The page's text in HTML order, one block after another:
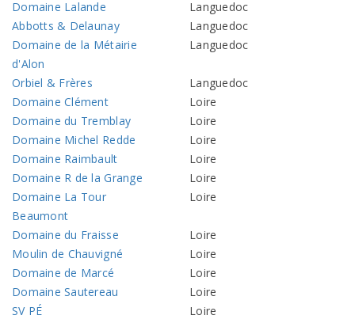
Domaine Lalande
Languedoc
Abbotts & Delaunay
Languedoc
Domaine de la Métairie
d'Alon
Languedoc
Orbiel & Frères
Languedoc
Domaine Clément
Loire
Domaine du Tremblay
Loire
Domaine Michel Redde
Loire
Domaine Raimbault
Loire
Domaine R de la Grange
Loire
Domaine La Tour
Beaumont
Loire
Domaine du Fraisse
Loire
Moulin de Chauvigné
Loire
Domaine de Marcé
Loire
Domaine Sautereau
Loire
SV PÉ
Loire